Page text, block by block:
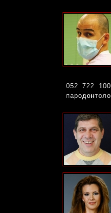
052 722